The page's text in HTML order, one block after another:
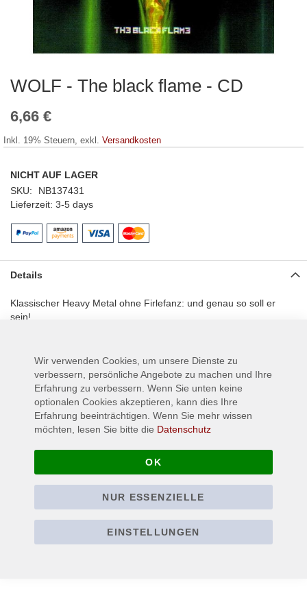
WOLF - The black flame - CD
6,66 €
Inkl. 19% Steuern, exkl. Versandkosten
NICHT AUF LAGER
SKU
NB137431
Lieferzeit 3-5 days
Zum
der
Bildergalerie
springen
Details
Klassischer Heavy Metal ohne Firlefanz: und genau so soll er
sein!
Mehr Informationen
Wir verwenden Cookies, um unsere Dienste zu
verbessern, persönliche Angebote zu machen und Ihre
Erfahrung zu verbessern. Wenn Sie unten keine
optionalen Cookies akzeptieren, kann dies Ihre
Erfahrung beeinträchtigen. Wenn Sie mehr wissen
möchten, lesen Sie bitte die Datenschutz
OK
NUR ESSENZIELLE
EINSTELLUNGEN